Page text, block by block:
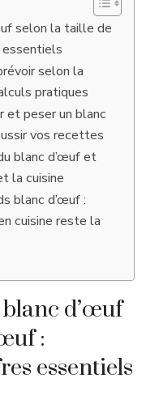
selon la taille de
selon la
pratiques
et peser un blanc
vos recettes
blanc d’œuf et
la cuisine
blanc d’œuf :
cuisine reste la
blanc d’œuf
:
essentiels